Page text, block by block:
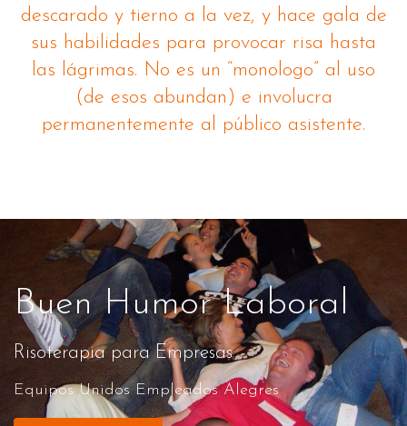
descarado y tierno a la vez, y hace gala de
sus habilidades para provocar risa hasta
las lágrimas. No es un “monologo” al uso
(de esos abundan) e involucra
permanentemente al público asistente.
Buen Humor Laboral
Risoterapia para Empresas
Equipos Unidos Empleados Alegres